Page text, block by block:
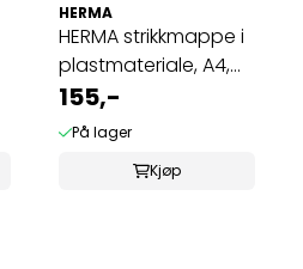
HERMA
HERMA strikkmappe i
plastmateriale, A4,
Dyr, Hest ...
155,-
På lager
Kjøp